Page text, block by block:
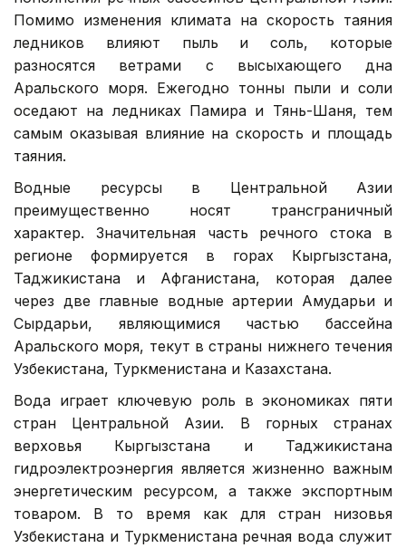
Помимо изменения климата на скорость таяния
ледников влияют пыль и соль, которые
разносятся ветрами с высыхающего дна
Аральского моря. Ежегодно тонны пыли и соли
оседают на ледниках Памира и Тянь-Шаня, тем
самым оказывая влияние на скорость и площадь
таяния.
Водные ресурсы в Центральной Азии
преимущественно носят трансграничный
характер. Значительная часть речного стока в
регионе формируется в горах Кыргызстана,
Таджикистана и Афганистана, которая далее
через две главные водные артерии Амударьи и
Сырдарьи, являющимися частью бассейна
Аральского моря, текут в страны нижнего течения
Узбекистана, Туркменистана и Казахстана.
Вода играет ключевую роль в экономиках пяти
стран Центральной Азии. В горных странах
верховья Кыргызстана и Таджикистана
гидроэлектроэнергия является жизненно важным
энергетическим ресурсом, а также экспортным
товаром. В то время как для стран низовья
Узбекистана и Туркменистана речная вода служит